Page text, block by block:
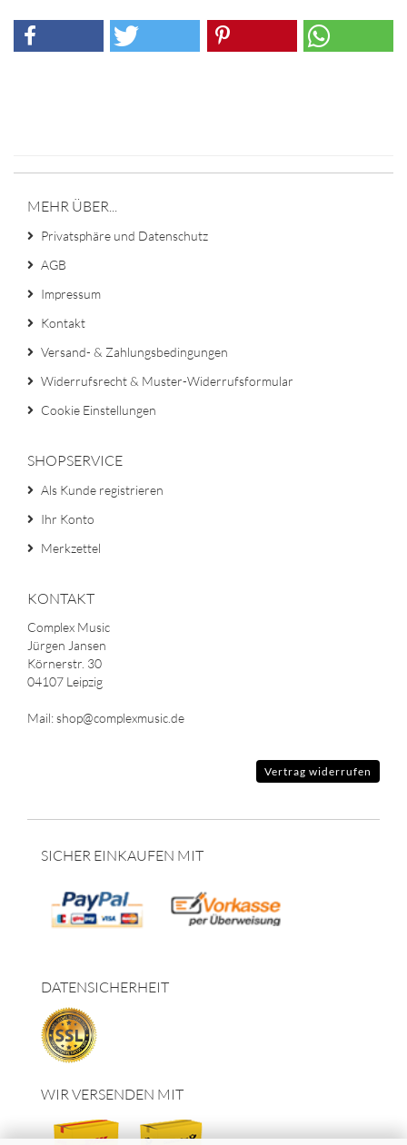
MEHR ÜBER...
Privatsphäre und Datenschutz
AGB
Impressum
Kontakt
Versand- & Zahlungsbedingungen
Widerrufsrecht & Muster-Widerrufsformular
Cookie Einstellungen
SHOPSERVICE
Als Kunde registrieren
Ihr Konto
Merkzettel
KONTAKT
Complex Music
Jürgen Jansen
Körnerstr. 30
04107 Leipzig
Mail: shop@complexmusic.de
Vertrag widerrufen
SICHER EINKAUFEN MIT
DATENSICHERHEIT
WIR VERSENDEN MIT